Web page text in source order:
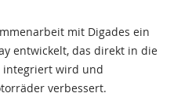
mit Digades ein
entwickelt, das direkt in die
integriert wird und
verbessert.